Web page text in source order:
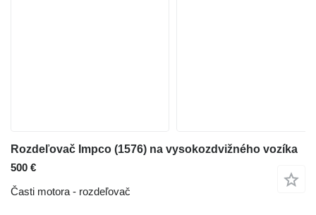
Rozdeľovač Impco (1576) na vysokozdvižného vozíka
500 €
Časti motora - rozdeľovač